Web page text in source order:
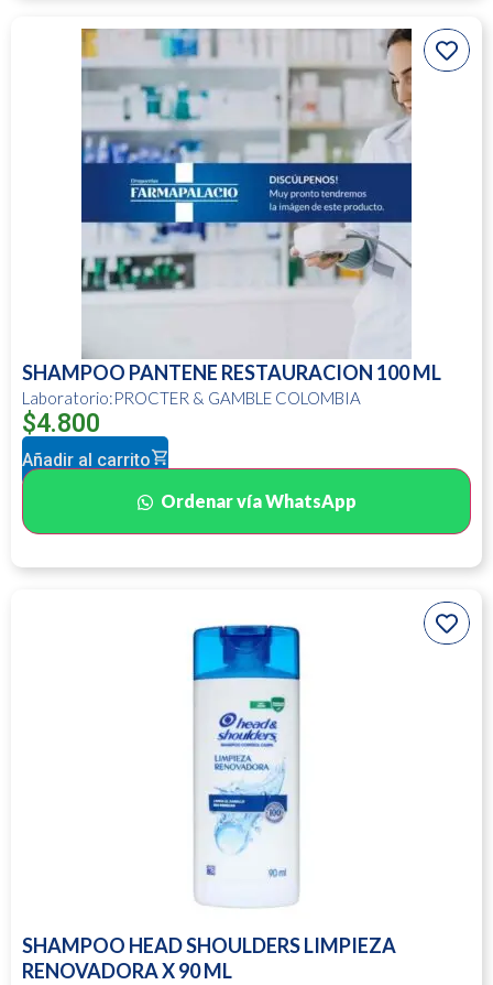
SHAMPOO PANTENE RESTAURACION 100 ML
Laboratorio:PROCTER & GAMBLE COLOMBIA
$4.800
Añadir al carrito
Ordenar vía WhatsApp
SHAMPOO HEAD SHOULDERS LIMPIEZA
RENOVADORA X 90 ML